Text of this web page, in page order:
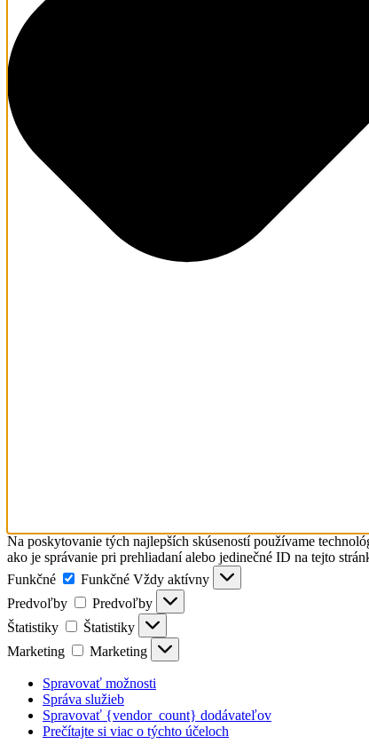
Na poskytovanie tých najlepších skúseností používame
ako je správanie pri prehliadaní alebo jedinečné ID na tejto
Funkčné
Funkčné Vždy aktívny
Predvoľby
Predvoľby
Štatistiky
Štatistiky
Marketing
Marketing
Spravovať možnosti
Správa služieb
Spravovať {vendor_count} dodávateľov
Prečítajte si viac o týchto účeloch